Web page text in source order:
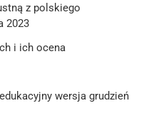
z polskiego
2023
i ich ocena
wersja grudzień